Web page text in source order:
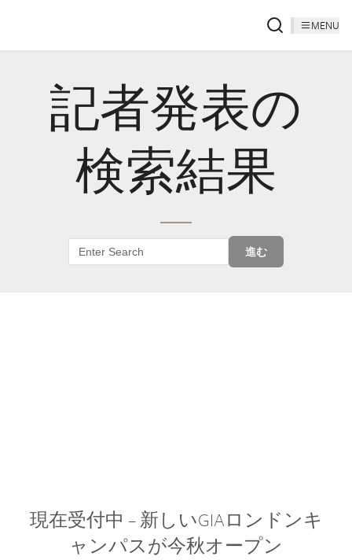
MENU
記者発表の
検索結果
進む
現在受付中 – 新しいGIAロンドンキ
ャンパスが今秋オープン